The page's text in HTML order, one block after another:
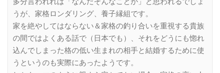
うが、家格ロンダリング、養子縁組です。
家を絶やしてはならない＆家格の釣り合いを重視する貴族
の間ではよくある話で（日本でも）、それをどうにも惚れ
込んでしまった格の低い生まれの相手と結婚するために使
うというのも実際にあったようです。